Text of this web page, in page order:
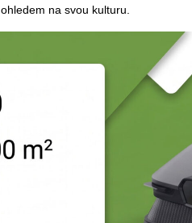
na svou kulturu.